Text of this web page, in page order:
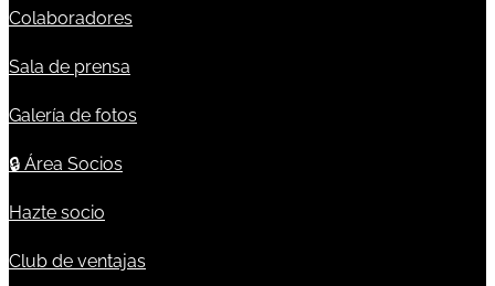
Colaboradores
Sala de prensa
Galería de fotos
🔒 Área Socios
Hazte socio
Club de ventajas